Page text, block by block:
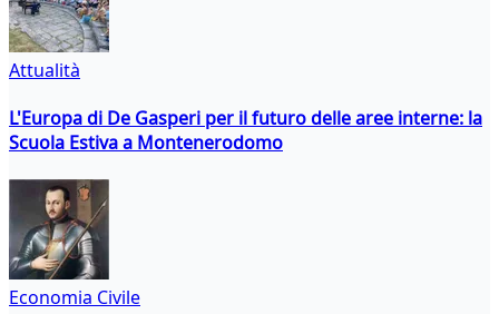
Attualità
L'Europa di De Gasperi per il futuro delle aree interne: la
Scuola Estiva a Montenerodomo
Economia Civile